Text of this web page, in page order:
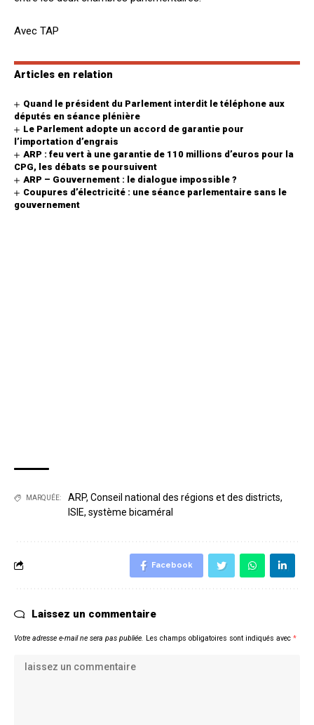
Avec TAP
Articles en relation
Quand le président du Parlement interdit le téléphone aux
députés en séance plénière
Le Parlement adopte un accord de garantie pour
l’importation d’engrais
ARP : feu vert à une garantie de 110 millions d’euros pour la
CPG, les débats se poursuivent
ARP – Gouvernement : le dialogue impossible ?
Coupures d’électricité : une séance parlementaire sans le
gouvernement
MARQUÉE: ARP, Conseil national des régions et des districts,
ISIE, système bicaméral
Facebook
Laissez un commentaire
Votre adresse e-mail ne sera pas publiée. Les champs obligatoires sont indiqués avec *